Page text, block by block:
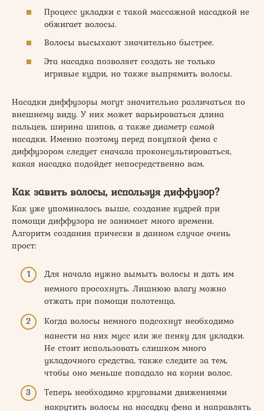
Процесс укладки с такой массажной насадкой не
обжигает волосы.
Волосы высыхают значительно быстрее.
Эта насадка позволяет создать не только
игривые кудри, но также выпрямить волосы.
Насадки диффузоры могут значительно различаться по
внешнему виду. У них может варьироваться длина
пальцев, ширина шипов, а также диаметр самой
насадки. Именно поэтому перед покупкой фена с
диффузором следует сначала проконсультироваться,
какая насадка подойдет непосредственно вам.
Как завить волосы, используя диффузор?
Как уже упоминалось выше, создание кудрей при
помощи диффузора не занимает много времени.
Алгоритм создания прически в данном случае очень
прост:
Для начала нужно вымыть волосы и дать им
немного просохнуть. Лишнюю влагу можно
отжать при помощи полотенца.
Когда волосы немного подсохнут необходимо
нанести на них мусс или же пенку для укладки.
Не стоит использовать слишком много
укладочного средства, также следите за тем,
чтобы оно меньше попадало на корни волос.
Теперь необходимо круговыми движениями
накрутить волосы на насадку фена и направлять